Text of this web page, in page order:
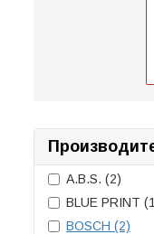
A.B.S. (2)
BLUE PRINT
BOSCH (2)